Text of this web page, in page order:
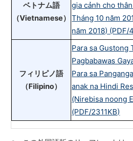
ベトナム語
（Vietnamese）
gia cảnh cho
Tháng 10 năm
năm 2018) (PDF/
フィリピノ語
（Filipino）
Para sa Gustong
Pagbabawas
Para sa
anak na Hindi
(Nirebisa noong
(PDF/2311KB)